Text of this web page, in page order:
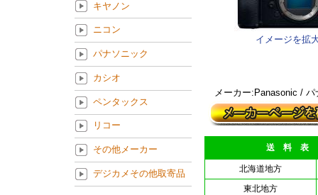
イメージを拡
メーカー:Panasonic / パ
送 料 表
北海道地方
東北地方
キヤノン
ニコン
パナソニック
カシオ
ペンタックス
リコー
その他メーカー
デジカメその他取寄品